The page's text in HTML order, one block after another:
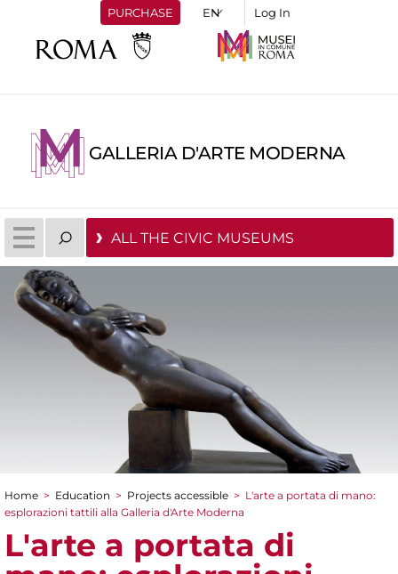
PURCHASE Log In
GALLERIA D'ARTE MODERNA
ALL THE CIVIC MUSEUMS
You are here
Home > Education > Projects accessible > L'arte a portata di mano:
esplorazioni tattili alla Galleria d'Arte Moderna
L'arte a portata di